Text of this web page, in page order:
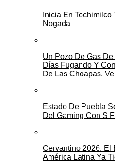
Inicia En
Nogada
Un Pozo De Gas
Días Fugando Y
De Las Choapas,
Estado De Puebla
Del Gaming Con S
Cervantino 2026: El
América Latina Ya